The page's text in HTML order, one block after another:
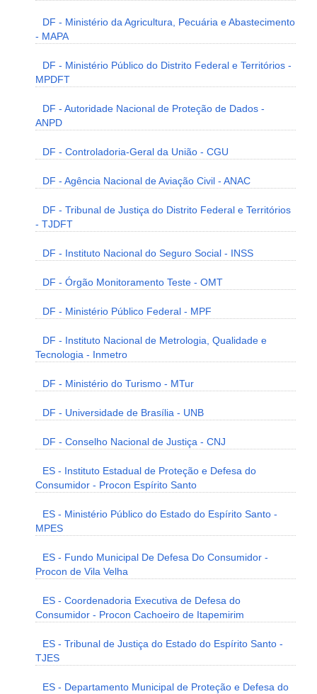
DF - Ministério da Agricultura, Pecuária e Abastecimento
- MAPA
DF - Ministério Público do Distrito Federal e Territórios -
MPDFT
DF - Autoridade Nacional de Proteção de Dados -
ANPD
DF - Controladoria-Geral da União - CGU
DF - Agência Nacional de Aviação Civil - ANAC
DF - Tribunal de Justiça do Distrito Federal e Territórios
- TJDFT
DF - Instituto Nacional do Seguro Social - INSS
DF - Órgão Monitoramento Teste - OMT
DF - Ministério Público Federal - MPF
DF - Instituto Nacional de Metrologia, Qualidade e
Tecnologia - Inmetro
DF - Ministério do Turismo - MTur
DF - Universidade de Brasília - UNB
DF - Conselho Nacional de Justiça - CNJ
ES - Instituto Estadual de Proteção e Defesa do
Consumidor - Procon Espírito Santo
ES - Ministério Público do Estado do Espírito Santo -
MPES
ES - Fundo Municipal De Defesa Do Consumidor -
Procon de Vila Velha
ES - Coordenadoria Executiva de Defesa do
Consumidor - Procon Cachoeiro de Itapemirim
ES - Tribunal de Justiça do Estado do Espírito Santo -
TJES
ES - Departamento Municipal de Proteção e Defesa do